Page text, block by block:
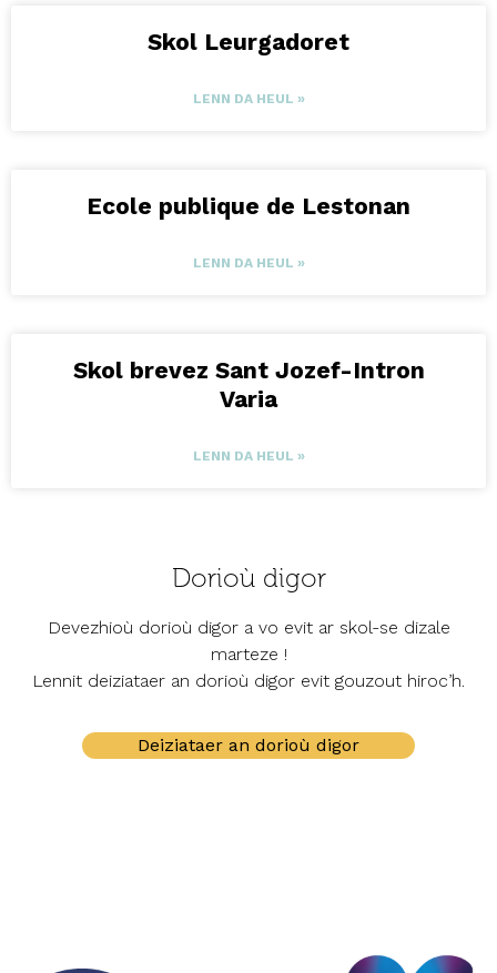
Skol Leurgadoret
LENN DA HEUL »
Ecole publique de Lestonan
LENN DA HEUL »
Skol brevez Sant Jozef-Intron
Varia
LENN DA HEUL »
Dorioù digor
Devezhioù dorioù digor a vo evit ar skol-se dizale
marteze !
Lennit deiziataer an dorioù digor evit gouzout hiroc’h.
Deiziataer an dorioù digor